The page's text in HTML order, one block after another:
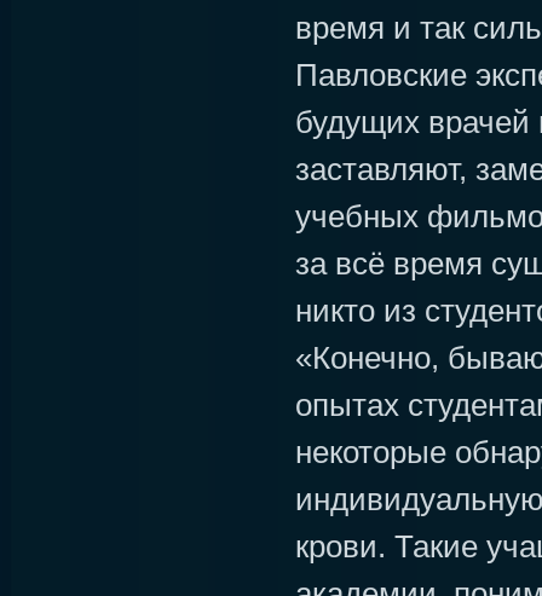
время и так
Павловские
будущих
заставляют,
учебных
за всё время
никто из
«Конечно,
опытах
некоторые
крови. Такие